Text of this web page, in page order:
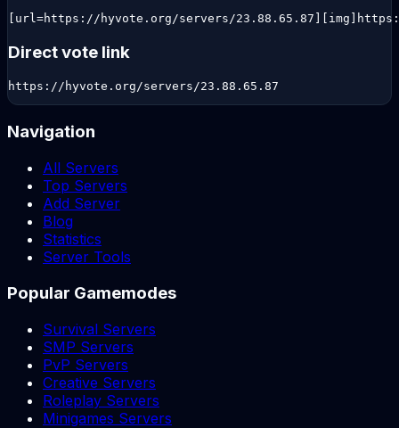
[url=https://hyvote.org/servers/
Direct vote link
https://hyvote.org/servers/23.88.65.87
Navigation
All Servers
Top Servers
Add Server
Blog
Statistics
Server Tools
Popular Gamemodes
Survival Servers
SMP Servers
PvP Servers
Creative Servers
Roleplay Servers
Minigames Servers